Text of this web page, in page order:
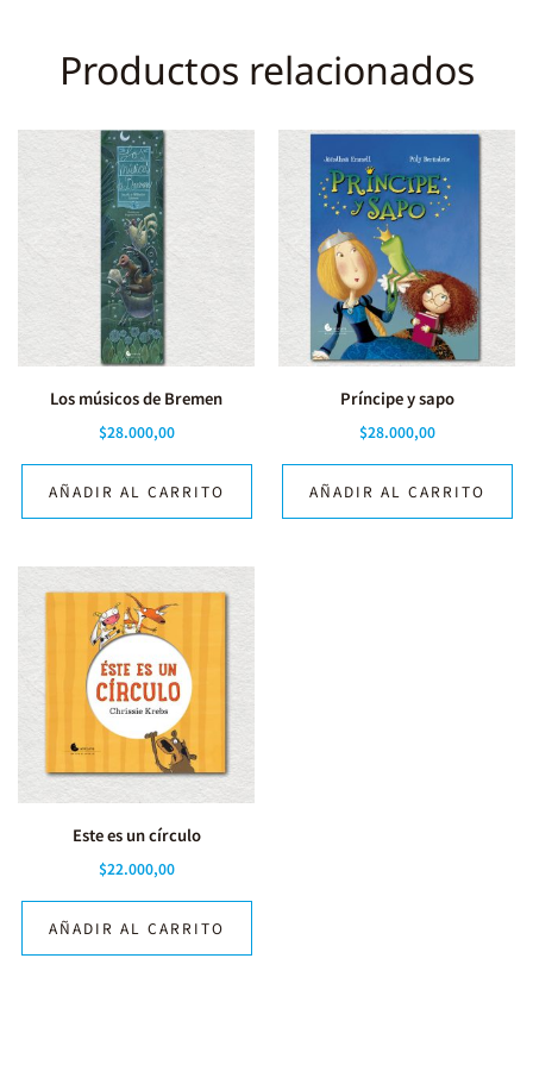
Productos relacionados
Los músicos de Bremen
$28.000,00
AÑADIR AL CARRITO
Príncipe y sapo
$28.000,00
AÑADIR AL CARRITO
Este es un círculo
$22.000,00
AÑADIR AL CARRITO